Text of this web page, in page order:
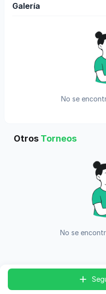
Galería
No se
Otros Torneos
No se